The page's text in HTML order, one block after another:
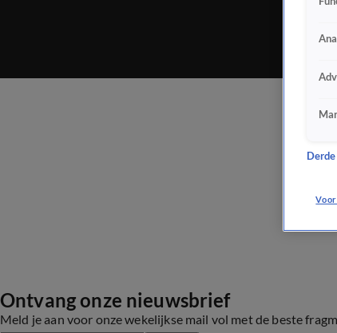
Ontvang onze nieuwsbrief
Meld je aan voor onze wekelijkse mail vol met de beste